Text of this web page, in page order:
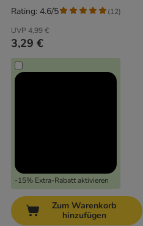
UVP 4,99 €
3,29 €
-15% Extra-Rabatt aktivieren
Rating: 4.6/5 (12)
Zum Warenkorb
hinzufügen